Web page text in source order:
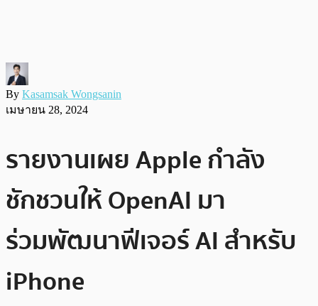
By Kasamsak Wongsanin
เมษายน 28, 2024
รายงานเผย Apple กำลัง
ชักชวนให้ OpenAI มา
ร่วมพัฒนาฟีเจอร์ AI สำหรับ
iPhone